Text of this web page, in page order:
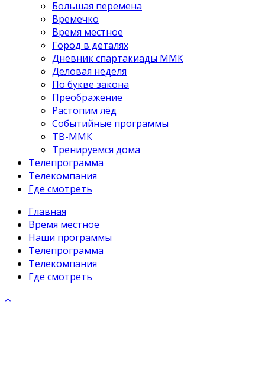
Большая перемена
Времечко
Время местное
Город в деталях
Дневник спартакиады ММК
Деловая неделя
По букве закона
Преображение
Растопим лёд
Событийные программы
ТВ-ММК
Тренируемся дома
Телепрограмма
Телекомпания
Где смотреть
Главная
Время местное
Наши программы
Телепрограмма
Телекомпания
Где смотреть